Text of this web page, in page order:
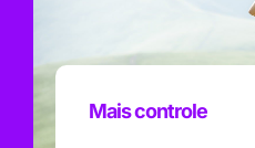
Mais controle